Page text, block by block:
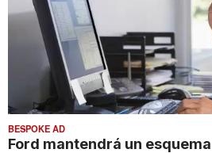
BESPOKE AD
Ford mantendrá un